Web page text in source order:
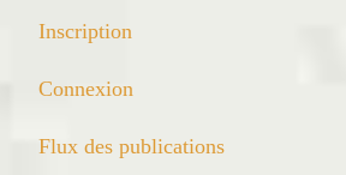
Inscription
Connexion
Flux des publications